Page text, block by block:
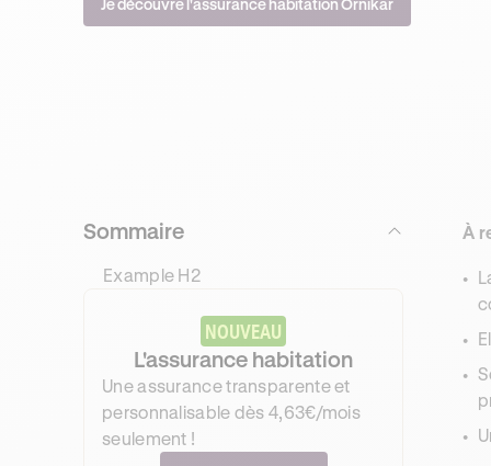
Je découvre l'assurance habitation Ornikar
Sommaire
Example H2
NOUVEAU
L'assurance habitation
Une assurance transparente et
personnalisable dès 4,63€/mois
seulement !
À